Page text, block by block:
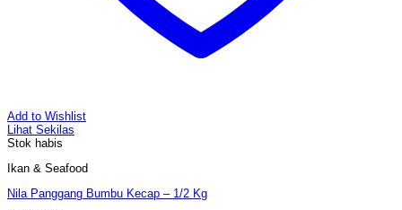
Add to Wishlist
Lihat Sekilas
Stok habis
Ikan & Seafood
Nila Panggang Bumbu Kecap – 1/2 Kg